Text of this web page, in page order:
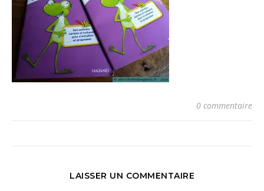
0 commentaire
LAISSER UN COMMENTAIRE